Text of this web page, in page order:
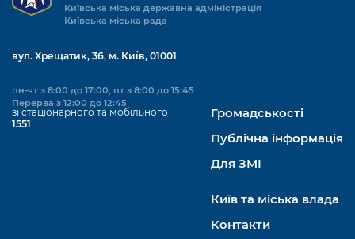
Безбар'єрність
Київська міська військова адміністрація
Міський застосунок Київ Цифровий
Київська міська державна адміністрація
Київська міська рада
вул. Хрещатик, 36, м. Київ, 01001
пн-чт з 8:00 до 17:00, пт з 8:00 до 15:45
Перерва з 12:00 до 12:45
зі стаціонарного та мобільного
1551
Громадськості
Публічна інформація
Для ЗМІ
Київ та міська влада
Контакти